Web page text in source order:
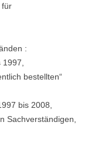
für
:
bestellten“
bis 2008,
Sachverständigen,